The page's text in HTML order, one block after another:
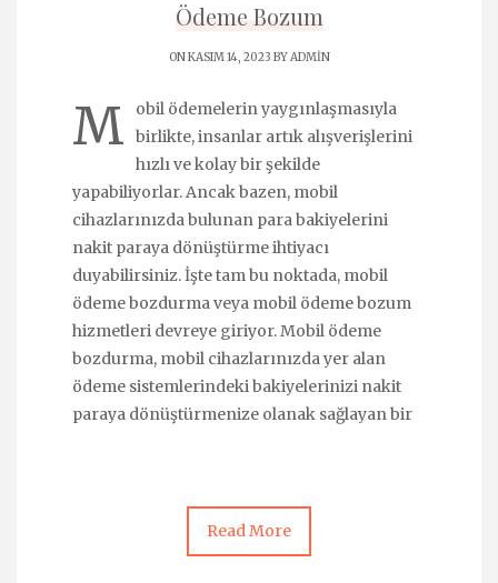
Ödeme Bozum
ON KASIM 14, 2023 BYADMIN
M
obil ödemelerin yaygınlaşmasıyla
birlikte, insanlar artık alışverişlerini
hızlı ve kolay bir şekilde
yapabiliyorlar. Ancak bazen, mobil
cihazlarınızda bulunan para bakiyelerini
nakit paraya dönüştürme ihtiyacı
duyabilirsiniz. İşte tam bu noktada, mobil
ödeme bozdurma veya mobil ödeme bozum
hizmetleri devreye giriyor. Mobil ödeme
bozdurma, mobil cihazlarınızda yer alan
ödeme sistemlerindeki bakiyelerinizi nakit
paraya dönüştürmenize olanak sağlayan bir
Read More